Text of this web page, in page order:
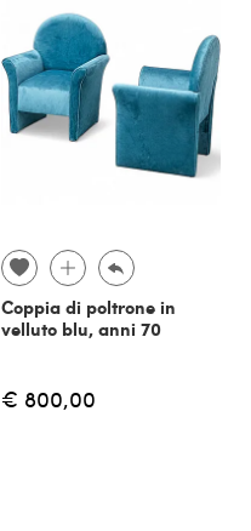
Coppia di poltrone in
velluto blu, anni 70
€ 800,00